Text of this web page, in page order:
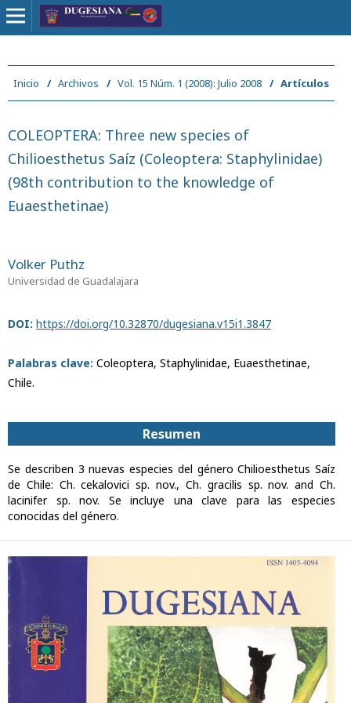
Inicio / Archivos / Vol. 15 Núm. 1 (2008): Julio 2008 / Artículos
COLEOPTERA: Three new species of
Chilioesthetus Saíz (Coleoptera: Staphylinidae)
(98th contribution to the knowledge of
Euaesthetinae)
Volker Puthz
Universidad de Guadalajara
DOI: https://doi.org/10.32870/dugesiana.v15i1.3847
Palabras clave: Coleoptera, Staphylinidae, Euaesthetinae,
Chile.
Resumen
Se describen 3 nuevas especies del género Chilioesthetus Saíz
de Chile: Ch. cekalovici sp. nov., Ch. gracilis sp. nov. and Ch.
lacinifer sp. nov. Se incluye una clave para las especies
conocidas del género.